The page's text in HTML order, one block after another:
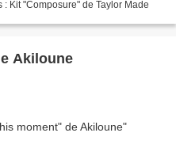
Kit "Composure" de Taylor Made
Akiloune